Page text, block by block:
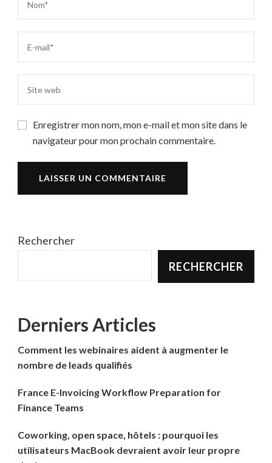
Enregistrer mon nom, mon e-mail et mon site dans le
navigateur pour mon prochain commentaire.
Rechercher
RECHERCHER
Derniers Articles
Comment les webinaires aident à augmenter le
nombre de leads qualifiés
France E-Invoicing Workflow Preparation for
Finance Teams
Coworking, open space, hôtels : pourquoi les
utilisateurs MacBook devraient avoir leur propre